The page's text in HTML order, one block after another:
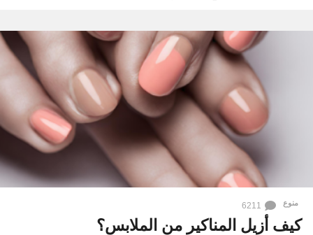
منوع 6211
كيف أزيل المناكير من الملابس؟